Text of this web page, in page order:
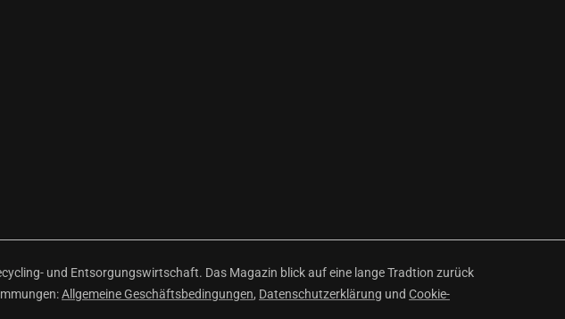
und Entsorgungswirtschaft. Das Magazin blick auf eine lange Tradtion zurück
Allgemeine Geschäftsbedingungen, Datenschutzerklärung und Cookie-